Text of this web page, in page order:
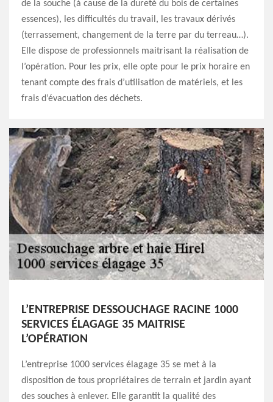
de la souche (à cause de la dureté du bois de certaines
essences), les difficultés du travail, les travaux dérivés
(terrassement, changement de la terre par du terreau…).
Elle dispose de professionnels maitrisant la réalisation de
l’opération. Pour les prix, elle opte pour le prix horaire en
tenant compte des frais d’utilisation de matériels, et les
frais d’évacuation des déchets.
L’ENTREPRISE DESSOUCHAGE RACINE 1000
SERVICES ÉLAGAGE 35 MAITRISE
L’OPÉRATION
L’entreprise 1000 services élagage 35 se met à la
disposition de tous propriétaires de terrain et jardin ayant
des souches à enlever. Elle garantit la qualité des